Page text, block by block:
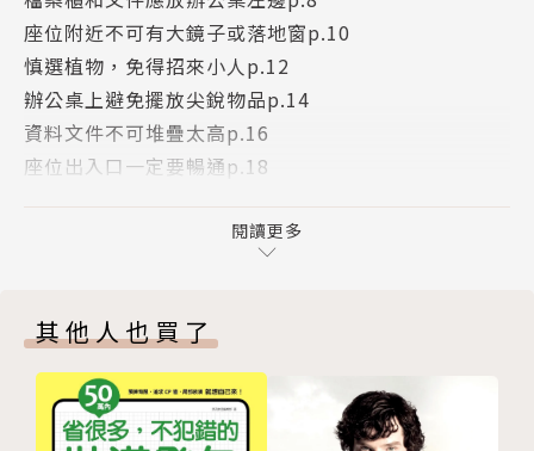
座位附近不可有大鏡子或落地窗p.10
慎選植物，免得招來小人p.12
辦公桌上避免擺放尖銳物品p.14
資料文件不可堆疊太高p.16
座位出入口一定要暢通p.18
名片要放在隨手可及的地方p.22
筆筒不可少，桌墊顏色有限制p.28
單元二 8r種辦公室最糟風水格局範例
辦公室天花板管線外露p.34
辦公室形狀不規則p.37
閱讀更多
其他人也買了